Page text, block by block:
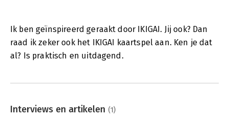
Ik ben geïnspireerd geraakt door IKIGAI. Jij ook? Dan
raad ik zeker ook het IKIGAI kaartspel aan. Ken je dat
al? Is praktisch en uitdagend.
Interviews en artikelen (1)